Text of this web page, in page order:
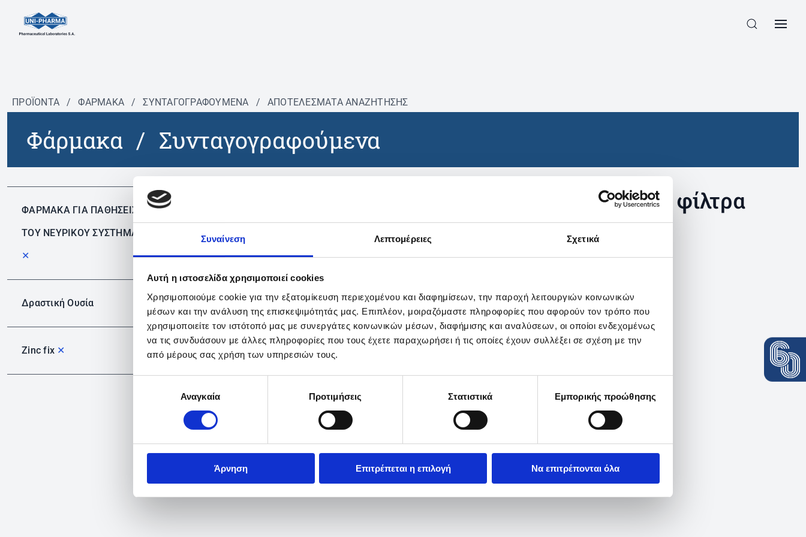
Συναίνεση Λεπτομέρειες Σχετικά
Αυτή η ιστοσελίδα χρησιμοποιεί cookies
Χρησιμοποιούμε cookie για την εξατομίκευση περιεχομένου και διαφημίσεων, την παροχή λειτουργιών κοινωνικών
μέσων και την ανάλυση της επισκεψιμότητάς μας. Επιπλέον, μοιραζόμαστε πληροφορίες που αφορούν τον τρόπο που
χρησιμοποιείτε τον ιστότοπό μας με συνεργάτες κοινωνικών μέσων, διαφήμισης και αναλύσεων, οι οποίοι ενδεχομένως
να τις συνδυάσουν με άλλες πληροφορίες που τους έχετε παραχωρήσει ή τις οποίες έχουν συλλέξει σε σχέση με την
από μέρους σας χρήση των υπηρεσιών τους.
συγκατάθεσηςΑναγκαία Προτιμήσεις Στατιστικά Εμπορικής προώθησης
Άρνηση Επιτρέπεται η επιλογή Να επιτρέπονται όλα
ΠΡΟΪΟΝΤΑ / ΦΆΡΜΑΚΑ / ΣΥΝΤΑΓΟΓΡΑΦΟΎΜΕΝΑ / ΑΠΟΤΕΛΕΣΜΑΤΑ ΑΝΑΖΗΤΗΣΗΣ
Φάρμακα / Συνταγογραφούμενα
ΦΑΡΜΑΚΑ ΓΙΑ ΠΑΘΗΣΕΙΣ
ΤΟΥ ΝΕΥΡΙΚΟΥ ΣΥΣΤΗΜΑΤΟΣ
✕
Δραστική Ουσία
Zinc fix ✕
Δεν βρέθηκαν προϊόντα με τα συγκεκριμένα φίλτρα